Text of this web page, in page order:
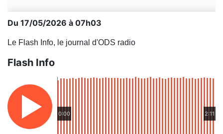
Du 17/05/2026 à 07h03
Le Flash Info, le journal d'ODS radio
Flash Info
0:00 2:11